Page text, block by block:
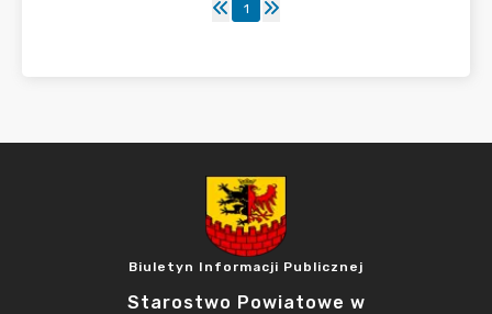
1
Biuletyn Informacji Publicznej
Starostwo Powiatowe w